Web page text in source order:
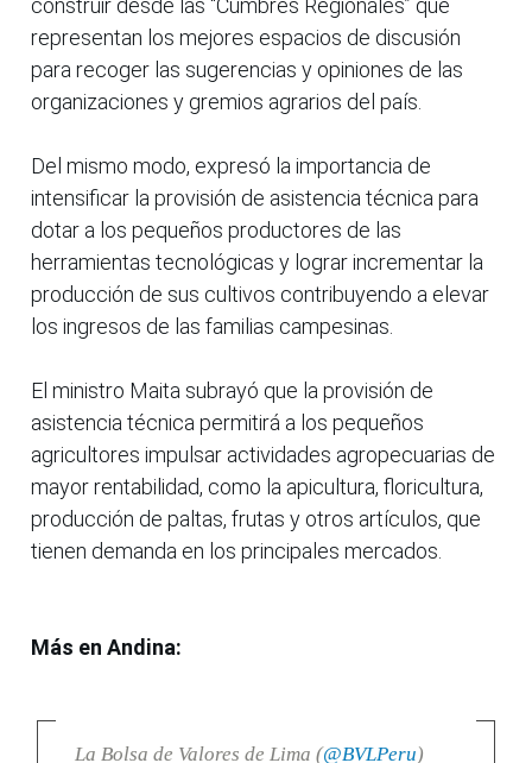
construir desde las “Cumbres Regionales” que
representan los mejores espacios de discusión
para recoger las sugerencias y opiniones de las
organizaciones y gremios agrarios del país.
Del mismo modo, expresó la importancia de
intensificar la provisión de asistencia técnica para
dotar a los pequeños productores de las
herramientas tecnológicas y lograr incrementar la
producción de sus cultivos contribuyendo a elevar
los ingresos de las familias campesinas.
El ministro Maita subrayó que la provisión de
asistencia técnica permitirá a los pequeños
agricultores impulsar actividades agropecuarias de
mayor rentabilidad, como la apicultura, floricultura,
producción de paltas, frutas y otros artículos, que
tienen demanda en los principales mercados.
Más en Andina:
La Bolsa de Valores de Lima (@BVLPeru)